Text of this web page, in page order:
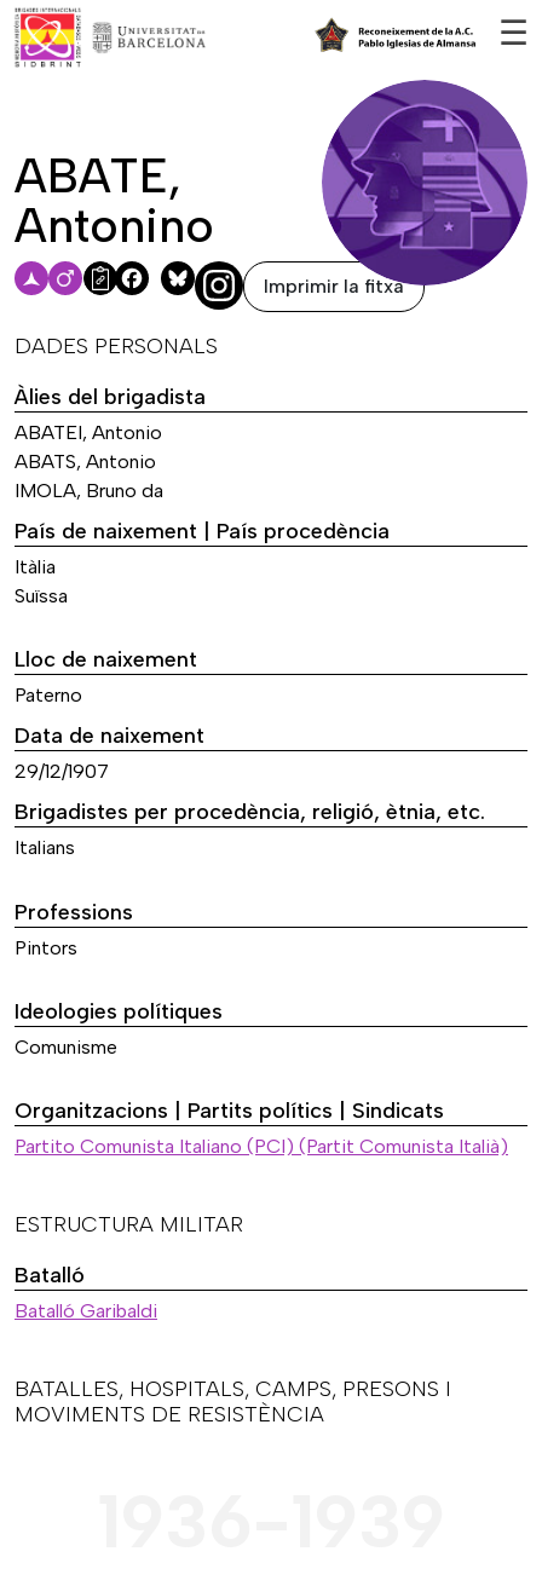
☰
ABATE,
Antonino
Facebook
Bluesky Imprimir la fitxa
DADES PERSONALS
Àlies del brigadista
ABATEI, Antonio
ABATS, Antonio
IMOLA, Bruno da
País de naixement | País procedència
Itàlia
Suïssa
Lloc de naixement
Paterno
Data de naixement
29/12/1907
Brigadistes per procedència, religió, ètnia, etc.
Italians
Professions
Pintors
Ideologies polítiques
Comunisme
Organitzacions | Partits polítics | Sindicats
Partito Comunista Italiano (PCI) (Partit Comunista Italià)
ESTRUCTURA MILITAR
Batalló
Batalló Garibaldi
BATALLES, HOSPITALS, CAMPS, PRESONS I
MOVIMENTS DE RESISTÈNCIA